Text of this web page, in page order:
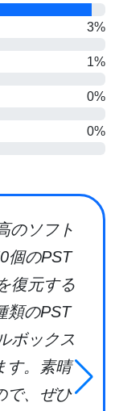
3%
1%
0%
0%
のソフト
個のPST
復元する
類のPST
ボックス
す。素晴
で、ぜひ